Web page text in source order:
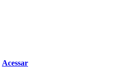
Acessar